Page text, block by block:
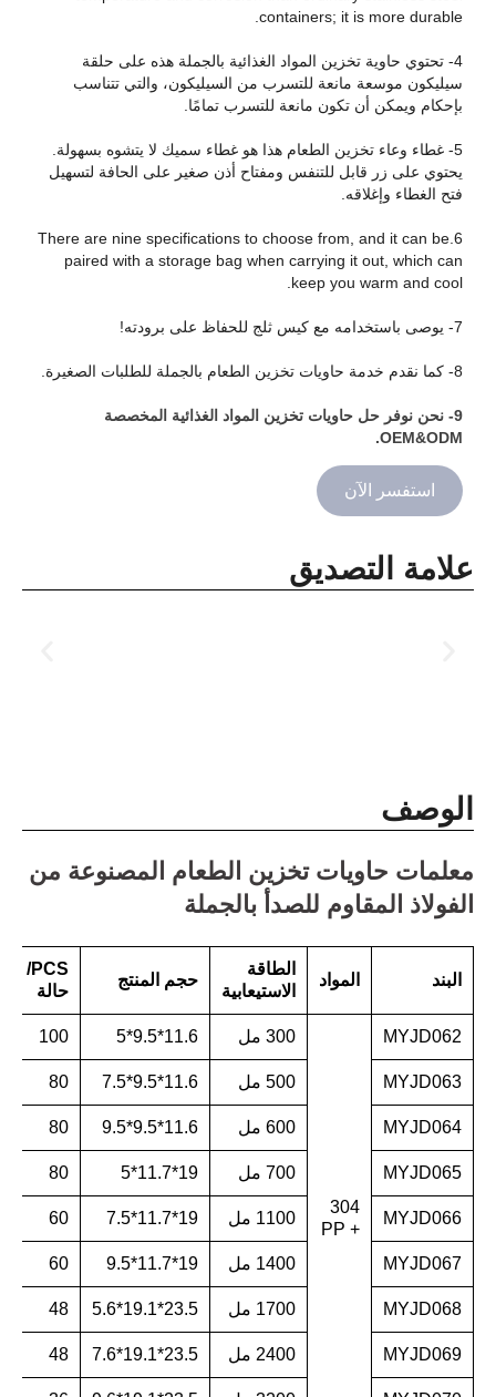
containers; it is more durable.
4- تحتوي حاوية تخزين المواد الغذائية بالجملة هذه على حلقة
سيليكون موسعة مانعة للتسرب من السيليكون، والتي تتناسب
بإحكام ويمكن أن تكون مانعة للتسرب تمامًا.
5- غطاء وعاء تخزين الطعام هذا هو غطاء سميك لا يتشوه بسهولة.
يحتوي على زر قابل للتنفس ومفتاح أذن صغير على الحافة لتسهيل
فتح الغطاء وإغلاقه.
6.There are nine specifications to choose from, and it can be
paired with a storage bag when carrying it out, which can
keep you warm and cool.
7- يوصى باستخدامه مع كيس ثلج للحفاظ على برودته!
8- كما نقدم خدمة حاويات تخزين الطعام بالجملة للطلبات الصغيرة.
9- نحن نوفر حل حاويات تخزين المواد الغذائية المخصصة
OEM&ODM.
استفسر الآن
علامة التصديق
الوصف
معلمات حاويات تخزين الطعام المصنوعة من
الفولاذ المقاوم للصدأ بالجملة
البند المواد
الطاقة
الاستيعابية
حجم المنتج
PCS/
حالة
MYJD062
304
+ PP
300 مل 11.6*9.5*5
100
MYJD063 500 مل 11.6*9.5*7.5
80
MYJD064 600 مل 11.6*9.5*9.5
80
MYJD065 700 مل 19*11.7*5
80
MYJD066 1100 مل 19*11.7*7.5
60
MYJD067 1400 مل 19*11.7*9.5
60
MYJD068 1700 مل 23.5*19.1*5.6
48
MYJD069 2400 مل 23.5*19.1*7.6
48